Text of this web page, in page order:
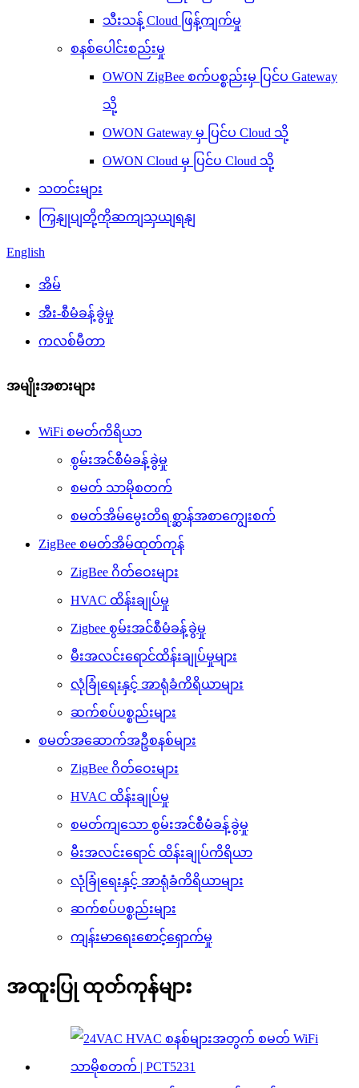
သီးသန့် Cloud ဖြန့်ကျက်မှု
စနစ်ပေါင်းစည်းမှု
OWON ZigBee စက်ပစ္စည်းမှ ပြင်ပ Gateway
သို့
OWON Gateway မှ ပြင်ပ Cloud သို့
OWON Cloud မှ ပြင်ပ Cloud သို့
သတင်းများ
ကြှနျုပျတို့ကိုဆကျသှယျရနျ
English
အိမ်
အီး-စီမံခန့်ခွဲမှု
ကလစ်မီတာ
အမျိုးအစားများ
WiFi စမတ်ကိရိယာ
စွမ်းအင်စီမံခန့်ခွဲမှု
စမတ် သာမိုစတက်
စမတ်အိမ်မွေးတိရစ္ဆာန်အစာကျွေးစက်
ZigBee စမတ်အိမ်ထုတ်ကုန်
ZigBee ဂိတ်ဝေးများ
HVAC ထိန်းချုပ်မှု
Zigbee စွမ်းအင်စီမံခန့်ခွဲမှု
မီးအလင်းရောင်ထိန်းချုပ်မှုများ
လုံခြုံရေးနှင့် အာရုံခံကိရိယာများ
ဆက်စပ်ပစ္စည်းများ
စမတ်အဆောက်အဦစနစ်များ
ZigBee ဂိတ်ဝေးများ
HVAC ထိန်းချုပ်မှု
စမတ်ကျသော စွမ်းအင်စီမံခန့်ခွဲမှု
မီးအလင်းရောင် ထိန်းချုပ်ကိရိယာ
လုံခြုံရေးနှင့် အာရုံခံကိရိယာများ
ဆက်စပ်ပစ္စည်းများ
ကျန်းမာရေးစောင့်ရှောက်မှု
အထူးပြု ထုတ်ကုန်များ